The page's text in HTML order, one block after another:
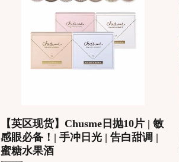
【英区现货】Chusme日抛10片 | 敏
感眼必备！| 手冲日光 | 告白甜调 |
蜜糖水果酒